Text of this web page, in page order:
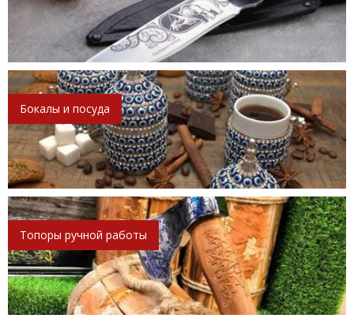
Бокалы и посуда
Топоры ручной работы